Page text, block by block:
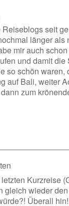
seit
länger als
mir auch
und damit
so schön
auf Bali, weiter
zum
Kurzreise
gleich wieder
Überall